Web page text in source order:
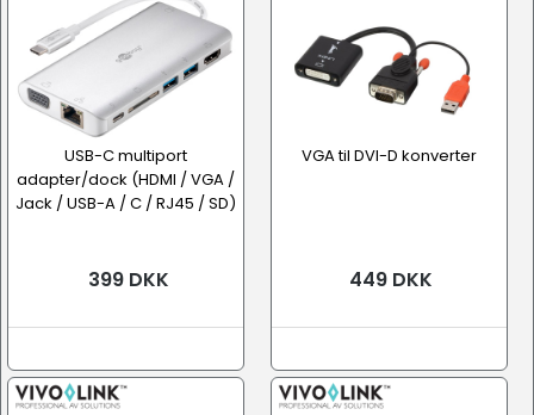
USB-C multiport
adapter/dock (HDMI / VGA /
Jack / USB-A / C / RJ45 / SD)
399 DKK
VGA til DVI-D konverter
449 DKK